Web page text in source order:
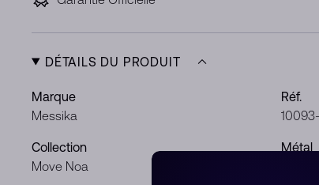
DÉTAILS DU PRODUIT
Marque
Messika
Réf.
Collection
Move Noa
Métal